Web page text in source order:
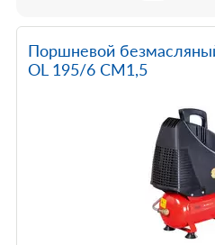
Поршневой
OL 195/6 CM1,5